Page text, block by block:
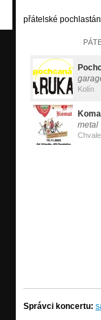
přátelské
Kolín
metal
Správci koncertu: